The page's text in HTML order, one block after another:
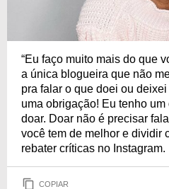
“Eu faço muito mais do que
a única blogueira que não
pra falar o que doei ou
uma obrigação! Eu tenho
doar. Doar não é precisar
você tem de melhor e dividir
rebater críticas no Instagram.
COPIAR